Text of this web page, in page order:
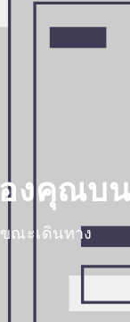
งคุณบ
ณะเดินทาง